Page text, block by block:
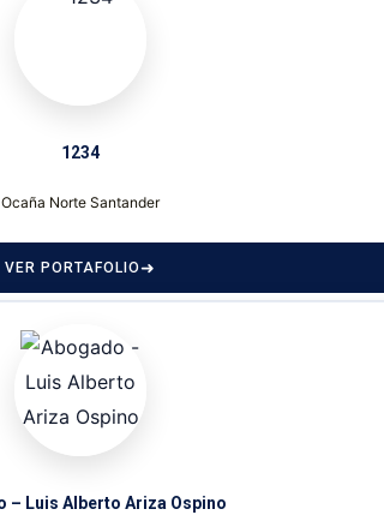
1234
Ocaña Norte Santander
VER PORTAFOLIO
– Luis Alberto Ariza Ospino